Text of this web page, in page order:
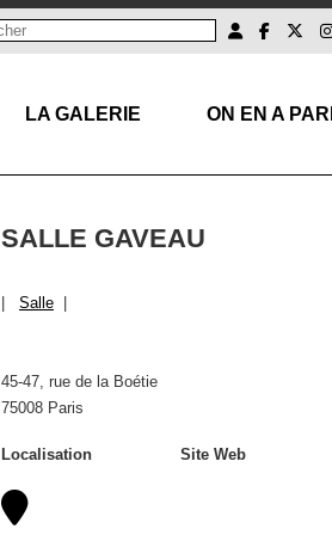
LA GALERIE ON EN A
SALLE GAVEAU
Salle
45-47, rue de la Boétie
75008 Paris
Localisation Site Web